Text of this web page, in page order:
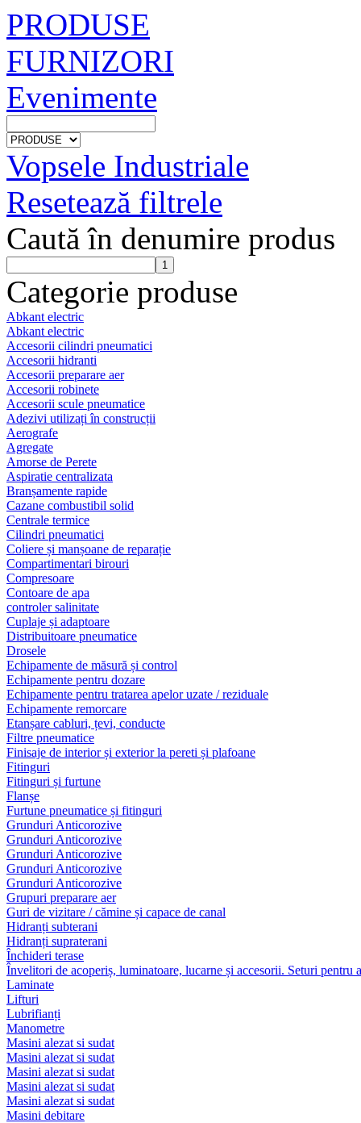
PRODUSE
FURNIZORI
Evenimente
Vopsele Industriale
Resetează filtrele
Caută în denumire produs
Categorie produse
Abkant electric
Abkant electric
Accesorii cilindri pneumatici
Accesorii hidranti
Accesorii preparare aer
Accesorii robinete
Accesorii scule pneumatice
Adezivi utilizați în construcții
Aerografe
Agregate
Amorse de Perete
Aspiratie centralizata
Branșamente rapide
Cazane combustibil solid
Centrale termice
Cilindri pneumatici
Coliere și manșoane de reparație
Compartimentari birouri
Compresoare
Contoare de apa
controler salinitate
Cuplaje și adaptoare
Distribuitoare pneumatice
Drosele
Echipamente de măsură și control
Echipamente pentru dozare
Echipamente pentru tratarea apelor uzate / reziduale
Echipamente remorcare
Etanșare cabluri, țevi, conducte
Filtre pneumatice
Finisaje de interior și exterior la pereti și plafoane
Fitinguri
Fitinguri și furtune
Flanșe
Furtune pneumatice și fitinguri
Grunduri Anticorozive
Grunduri Anticorozive
Grunduri Anticorozive
Grunduri Anticorozive
Grunduri Anticorozive
Grupuri preparare aer
Guri de vizitare / cămine și capace de canal
Hidranți subterani
Hidranți supraterani
Închideri terase
Învelitori de acoperiș, luminatoare, lucarne și accesorii. Seturi pentru
Laminate
Lifturi
Lubrifianți
Manometre
Masini alezat si sudat
Masini alezat si sudat
Masini alezat si sudat
Masini alezat si sudat
Masini alezat si sudat
Masini debitare